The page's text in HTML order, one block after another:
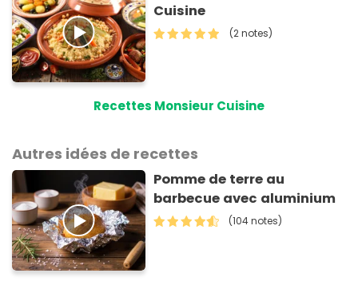
Cuisine
(2 notes)
Recettes Monsieur Cuisine
Autres idées de recettes
Pomme de terre au
barbecue avec aluminium
(104 notes)